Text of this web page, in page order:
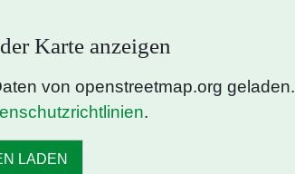
Karte anzeigen
von openstreetmap.org geladen.
.
LADEN